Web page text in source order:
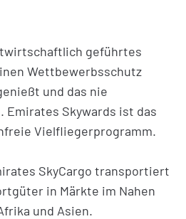
geführtes
Wettbewerbsschutz
und das nie
Skywards ist das
Vielfliegerprogramm.
SkyCargo transportiert
in Märkte im Nahen
und Asien.